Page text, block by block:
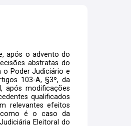
após o advento do
abstratas do
Poder Judiciário e
103-A, §3º, da
após modificações
qualificados
relevantes efeitos
como é o caso da
Eleitoral do